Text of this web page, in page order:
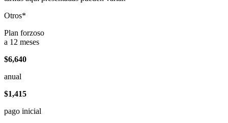
Otros*
Plan forzoso
a 12 meses
$6,640
anual
$1,415
pago inicial